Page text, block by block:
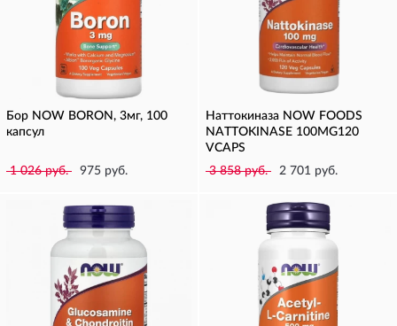
Бор NOW BORON, 3мг, 100
капсул
1 026 руб. 975 руб.
Наттокиназа NOW FOODS
NATTOKINASE 100MG120
VCAPS
3 858 руб.
2 701 руб.